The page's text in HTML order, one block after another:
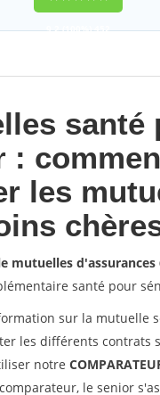
9,2(100%)452
santé
:
les
mutuelles d'assurances
santé pour
sur la mutuelle
les différents contrats
notre
le senior